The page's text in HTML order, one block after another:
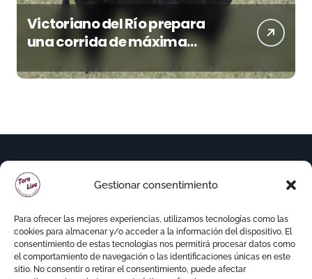
Gestionar consentimiento
Para ofrecer las mejores experiencias, utilizamos tecnologías como las
cookies para almacenar y/o acceder a la información del dispositivo. El
consentimiento de estas tecnologías nos permitirá procesar datos como
el comportamiento de navegación o las identificaciones únicas en este
sitio. No consentir o retirar el consentimiento, puede afectar
Victoriano del Río prepara
una corrida de máxima
seriedad para Ciudad Real
(En Vídeo)